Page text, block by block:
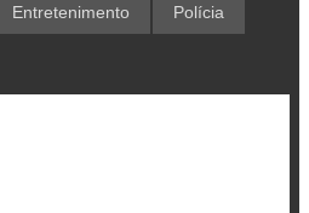
Entretenimento Polícia